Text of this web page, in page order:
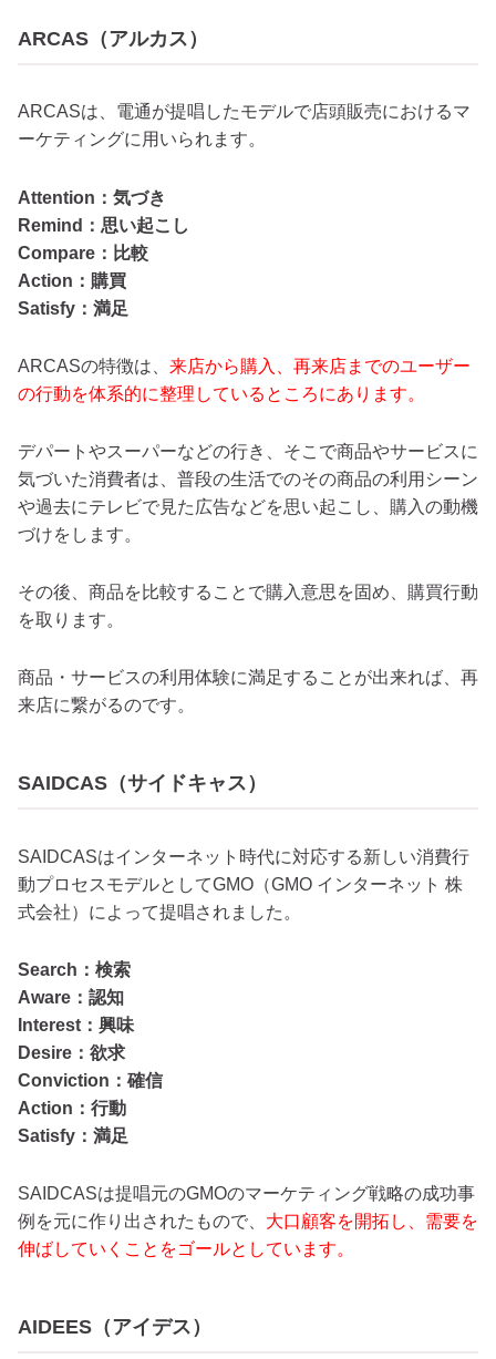
ARCAS（アルカス）
ARCASは、電通が提唱したモデルで店頭販売におけるマ
ーケティングに用いられます。
Attention：気づき
Remind：思い起こし
Compare：比較
Action：購買
Satisfy：満足
ARCASの特徴は、 来店から購入、再来店までのユーザー
の行動を体系的に整理しているところにあります。
デパートやスーパーなどの行き、そこで商品やサービスに
気づいた消費者は、普段の生活でのその商品の利用シーン
や過去にテレビで見た広告などを思い起こし、購入の動機
づけをします。
その後、商品を比較することで購入意思を固め、購買行動
を取ります。
商品・サービスの利用体験に満足することが出来れば、再
来店に繋がるのです。
SAIDCAS（サイドキャス）
SAIDCASはインターネット時代に対応する新しい消費行
動プロセスモデルとしてGMO（GMO インターネット 株
式会社）によって提唱されました。
Search：検索
Aware：認知
Interest：興味
Desire：欲求
Conviction：確信
Action：行動
Satisfy：満足
SAIDCASは提唱元のGMOのマーケティング戦略の成功事
例を元に作り出されたもので、 大口顧客を開拓し、需要を
伸ばしていくことをゴールとしています。
AIDEES（アイデス）